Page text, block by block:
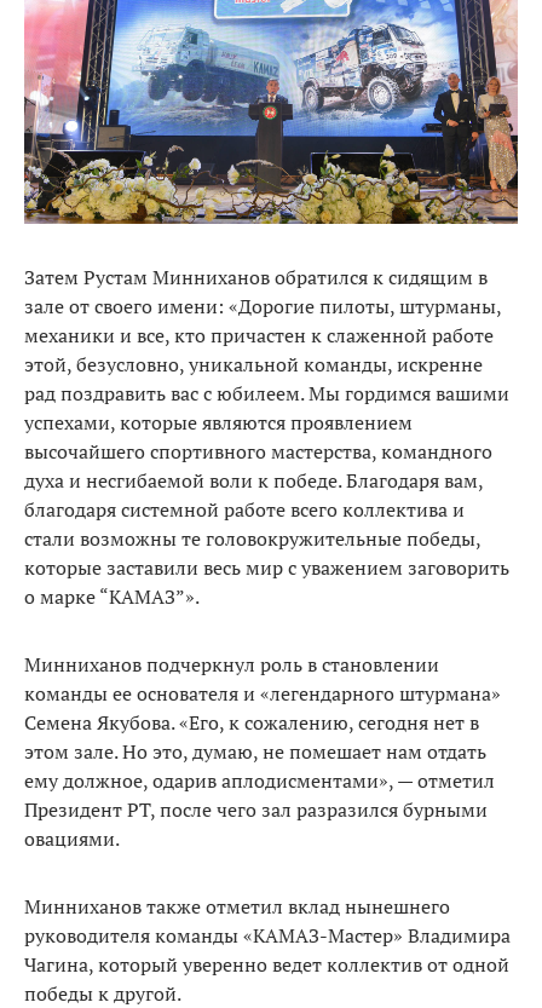
Затем Рустам Минниханов обратился к сидящим в
зале от своего имени: «Дорогие пилоты, штурманы,
механики и все, кто причастен к слаженной работе
этой, безусловно, уникальной команды, искренне
рад поздравить вас с юбилеем. Мы гордимся вашими
успехами, которые являются проявлением
высочайшего спортивного мастерства, командного
духа и несгибаемой воли к победе. Благодаря вам,
благодаря системной работе всего коллектива и
стали возможны те головокружительные победы,
которые заставили весь мир с уважением заговорить
о марке “КАМАЗ”».
Минниханов подчеркнул роль в становлении
команды ее основателя и «легендарного штурмана»
Семена Якубова. «Его, к сожалению, сегодня нет в
этом зале. Но это, думаю, не помешает нам отдать
ему должное, одарив аплодисментами», — отметил
Президент РТ, после чего зал разразился бурными
овациями.
Минниханов также отметил вклад нынешнего
руководителя команды «КАМАЗ-Мастер» Владимира
Чагина, который уверенно ведет коллектив от одной
победы к другой.